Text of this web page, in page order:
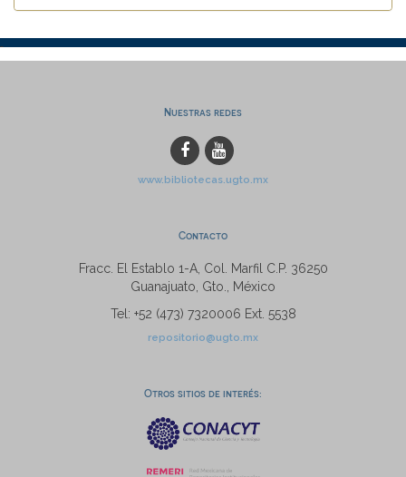
Nuestras redes
www.bibliotecas.ugto.mx
Contacto
Fracc. El Establo 1-A, Col. Marfil C.P. 36250
Guanajuato, Gto., México
Tel: +52 (473) 7320006 Ext. 5538
repositorio@ugto.mx
Otros sitios de interés: